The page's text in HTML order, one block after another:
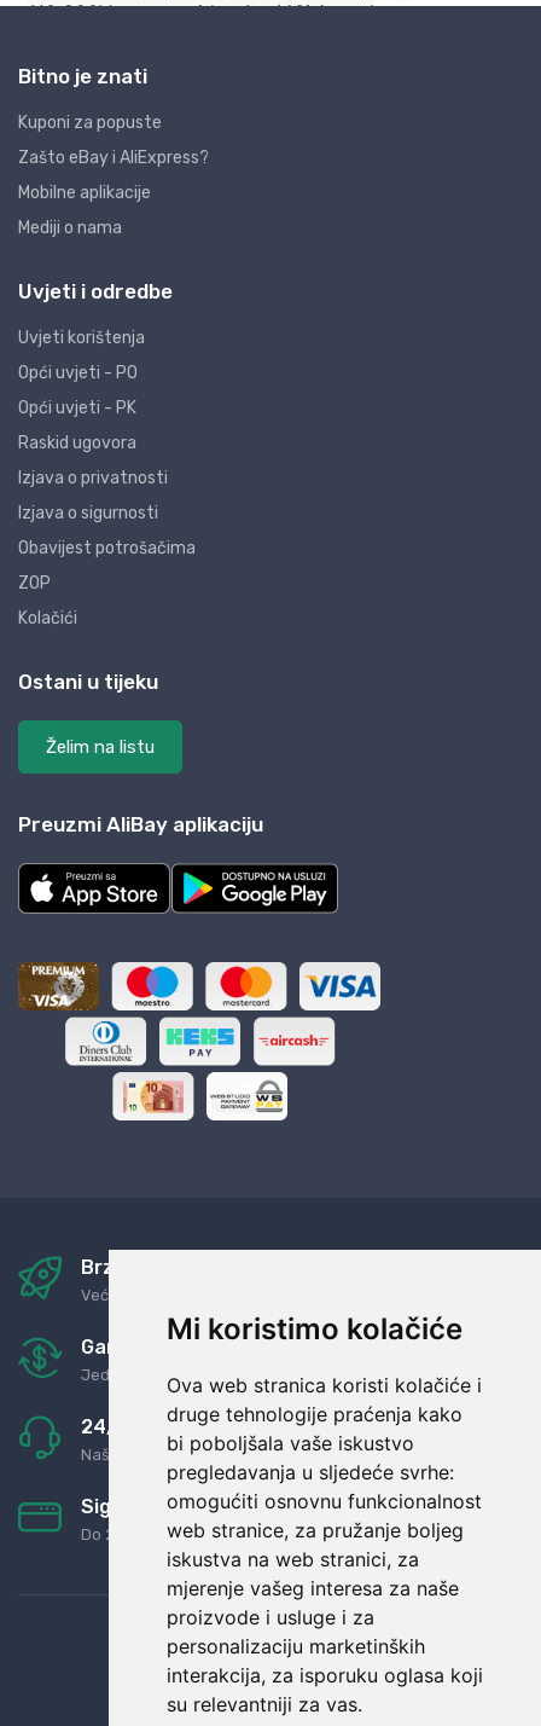
Mi koristimo kolačiće
Ova web stranica koristi kolačiće i
druge tehnologije praćenja kako
bi poboljšala vaše iskustvo
pregledavanja u sljedeće svrhe:
omogućiti osnovnu funkcionalnost
web stranice, za pružanje boljeg
iskustva na web stranici, za
mjerenje vašeg interesa za naše
proizvode i usluge i za
personalizaciju marketinških
interakcija, za isporuku oglasa koji
su relevantniji za vas.
Bitno je znati
Kuponi za popuste
Zašto eBay i AliExpress?
Mobilne aplikacije
Mediji o nama
Uvjeti i odredbe
Uvjeti korištenja
Opći uvjeti - PO
Opći uvjeti - PK
Raskid ugovora
Izjava o privatnosti
Izjava o sigurnosti
Obavijest potrošačima
ZOP
Kolačići
Ostani u tijeku
Želim na listu
Preuzmi AliBay aplikaciju
Brza i sigurna dostava
Već za nekoliko dana kod vas
Garancija u povrat novaca
Jednostavno pravilo: Roba za novac
24/7 odlična podrška
Naši agenti uvijek na raspolaganju
Sigurno obročno plaćanje
Do 24 rata bez kamata